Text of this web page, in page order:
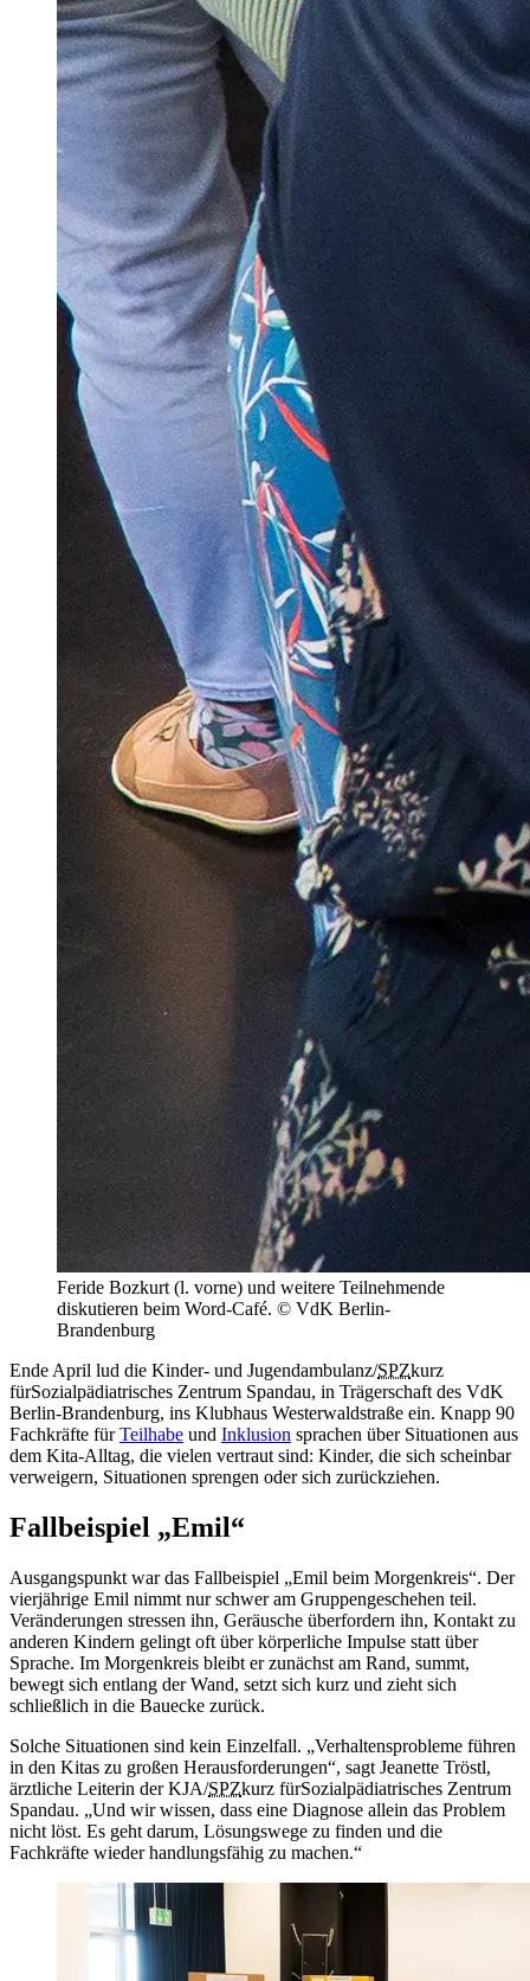
Feride Bozkurt (l. vorne) und weitere Teilnehmende
diskutieren beim Word-Café. © VdK Berlin-
Brandenburg
Ende April lud die Kinder- und Jugendambulanz/SPZkurz
fürSozialpädiatrisches Zentrum Spandau, in Trägerschaft des VdK
Berlin-Brandenburg, ins Klubhaus Westerwaldstraße ein. Knapp 90
Fachkräfte fürTeilhabe und Inklusion sprachen über Situationen aus
dem Kita-Alltag, die vielen vertraut sind: Kinder, die sich scheinbar
verweigern, Situationen sprengen oder sich zurückziehen.
Fallbeispiel „Emil“
Ausgangspunkt war das Fallbeispiel „Emil beim Morgenkreis“. Der
vierjährige Emil nimmt nur schwer am Gruppengeschehen teil.
Veränderungen stressen ihn, Geräusche überfordern ihn, Kontakt zu
anderen Kindern gelingt oft über körperliche Impulse statt über
Sprache. Im Morgenkreis bleibt er zunächst am Rand, summt,
bewegt sich entlang der Wand, setzt sich kurz und zieht sich
schließlich in die Bauecke zurück.
Solche Situationen sind kein Einzelfall. „Verhaltensprobleme führen
in den Kitas zu großen Herausforderungen“, sagt Jeanette Tröstl,
ärztliche Leiterin der KJA/SPZkurz fürSozialpädiatrisches Zentrum
Spandau. „Und wir wissen, dass eine Diagnose allein das Problem
nicht löst. Es geht darum, Lösungswege zu finden und die
Fachkräfte wieder handlungsfähig zu machen.“